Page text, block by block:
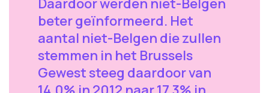
Daardoor werden niet-Belgen
beter geïnformeerd. Het
aantal niet-Belgen die zullen
stemmen in het Brussels
Gewest steeg daardoor van